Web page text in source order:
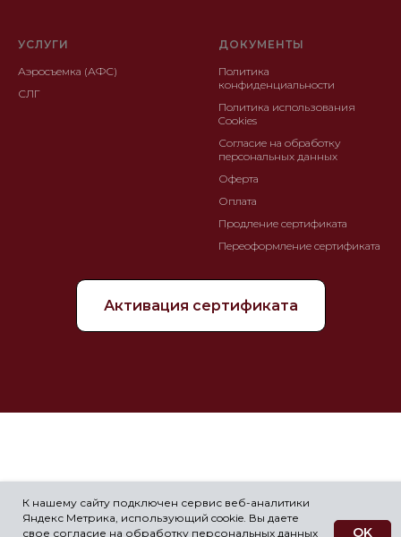
УСЛУГИ
Аэросъемка (АФС)
СЛГ
ДОКУМЕНТЫ
Политика
конфиденциальности
Политика использования
Cookies
Согласие на обработку
персональных данных
Оферта
Оплата
Продление сертификата
Переоформление сертификата
Активация сертификата
К нашему сайту подключен сервис веб-аналитики
Яндекс Метрика, использующий cookie. Вы даете
свое согласие на обработку персональных данных
OK